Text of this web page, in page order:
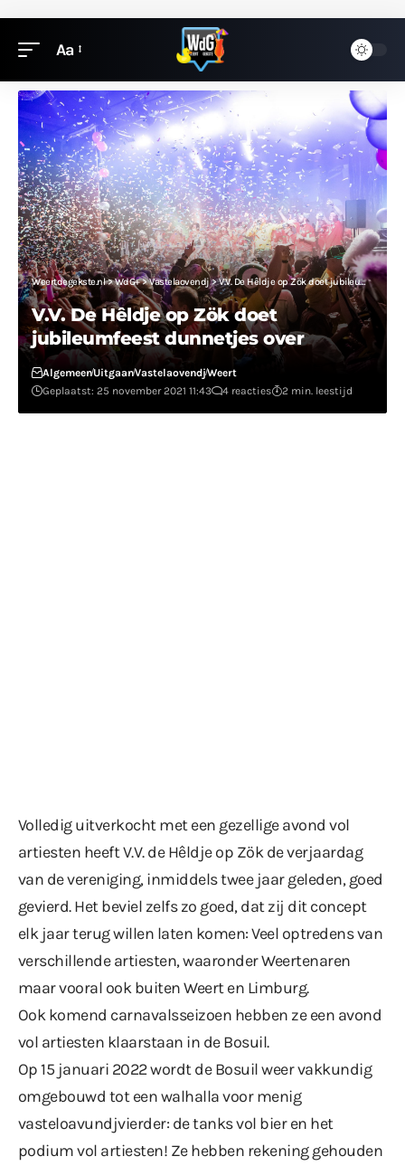
Aa
Weertdegekste.nl>WdG+>Vastelaovendj>V.V. De Hêldje op Zök doet jubileumfeest dunnetjes over
V.V. De Hêldje op Zök doet
jubileumfeest dunnetjes over
AlgemeenUitgaanVastelaovendjWeert
Geplaatst: 25 november 2021 11:43
4 reacties 2 min. leestijd
Volledig uitverkocht met een gezellige avond vol
artiesten heeft V.V. de Hêldje op Zök de verjaardag
van de vereniging, inmiddels twee jaar geleden, goed
gevierd. Het beviel zelfs zo goed, dat zij dit concept
elk jaar terug willen laten komen: Veel optredens van
verschillende artiesten, waaronder Weertenaren
maar vooral ook buiten Weert en Limburg.
Ook komend carnavalsseizoen hebben ze een avond
vol artiesten klaarstaan in de Bosuil.
Op 15 januari 2022 wordt de Bosuil weer vakkundig
omgebouwd tot een walhalla voor menig
vasteloavundjvierder: de tanks vol bier en het
podium vol artiesten! Ze hebben rekening gehouden